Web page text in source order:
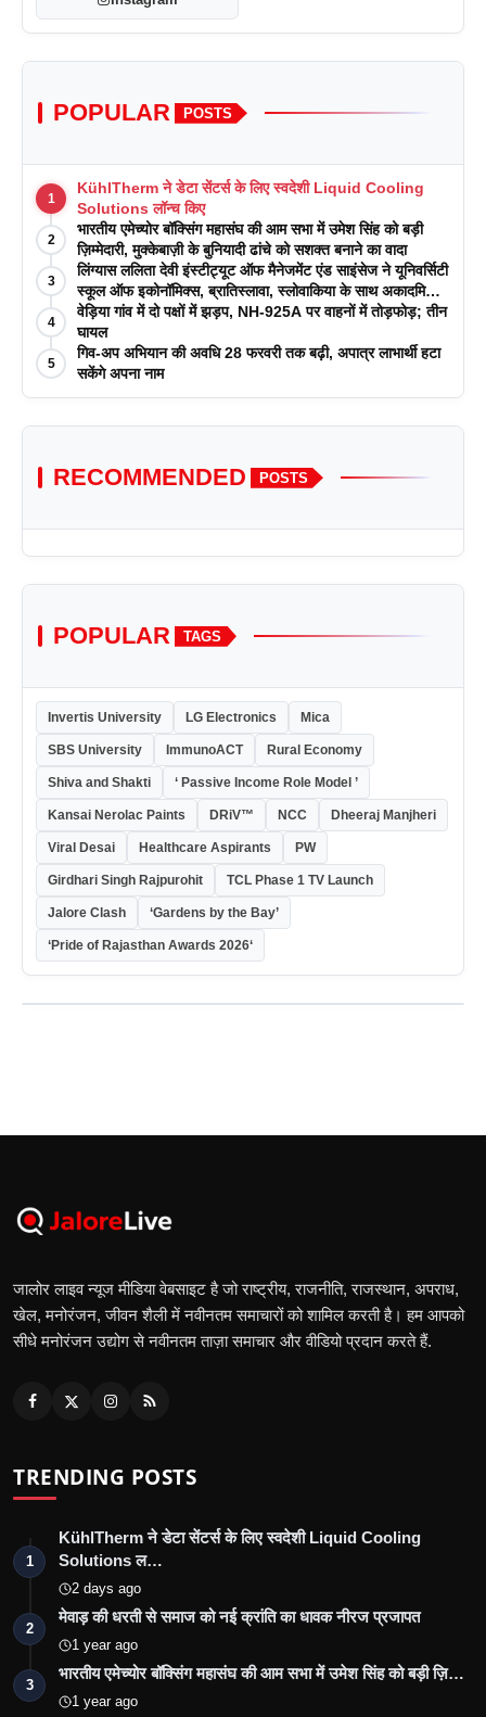
POPULAR POSTS
1
KühlTherm ने डेटा सेंटर्स के लिए स्वदेशी Liquid Cooling
Solutions लॉन्च किए
2
भारतीय एमेच्योर बॉक्सिंग महासंघ की आम सभा में उमेश सिंह को बड़ी
ज़िम्मेदारी, मुक्केबाज़ी के बुनियादी ढांचे को सशक्त बनाने का वादा
3
लिंग्यास ललिता देवी इंस्टीट्यूट ऑफ मैनेजमेंट एंड साइंसेज ने यूनिवर्सिटी
स्कूल ऑफ इकोनॉमिक्स, ब्रातिस्लावा, स्लोवाकिया के साथ अकादमिक
पत्रिकाओं में प्रकाशन रणनीतियों पर एक दिवसीय कार्यशाला का
आयोजन किया
4
वेड़िया गांव में दो पक्षों में झड़प, NH-925A पर वाहनों में तोड़फोड़; तीन
घायल
5
गिव-अप अभियान की अवधि 28 फरवरी तक बढ़ी, अपात्र लाभार्थी हटा
सकेंगे अपना नाम
RECOMMENDED POSTS
POPULAR TAGS
Invertis University LG Electronics Mica
SBS University ImmunoACT Rural Economy
Shiva and Shakti ‘ Passive Income Role Model ’
Kansai Nerolac Paints DRiV™ NCC Dheeraj Manjheri
Viral Desai Healthcare Aspirants PW
Girdhari Singh Rajpurohit TCL Phase 1 TV Launch
Jalore Clash ‘Gardens by the Bay’
‘Pride of Rajasthan Awards 2026‘
जालोर लाइव न्यूज मीडिया वेबसाइट है जो राष्ट्रीय, राजनीति, राजस्थान, अपराध,
खेल, मनोरंजन, जीवन शैली में नवीनतम समाचारों को शामिल करती है। हम आपको
सीधे मनोरंजन उद्योग से नवीनतम ताज़ा समाचार और वीडियो प्रदान करते हैं.
TRENDING POSTS
1
KühlTherm ने डेटा सेंटर्स के लिए स्वदेशी Liquid Cooling
Solutions ल…
2 days ago
2
मेवाड़ की धरती से समाज को नई क्रांति का धावक नीरज प्रजापत
1 year ago
3
भारतीय एमेच्योर बॉक्सिंग महासंघ की आम सभा में उमेश सिंह को बड़ी ज़ि…
1 year ago